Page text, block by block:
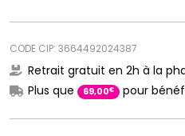
CODE CIP: 3664492024387
Retrait gratuit en 2h à la
Plus que
69,00€ pour